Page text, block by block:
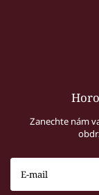
Zanechte nám